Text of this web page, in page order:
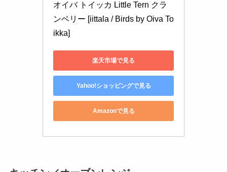
オイバ トイッカ Little Tern クラ
ンベリー [iittala / Birds by Oiva To
ikka]
楽天市場で見る
Yahoo!ショッピングで見る
Amazonで見る